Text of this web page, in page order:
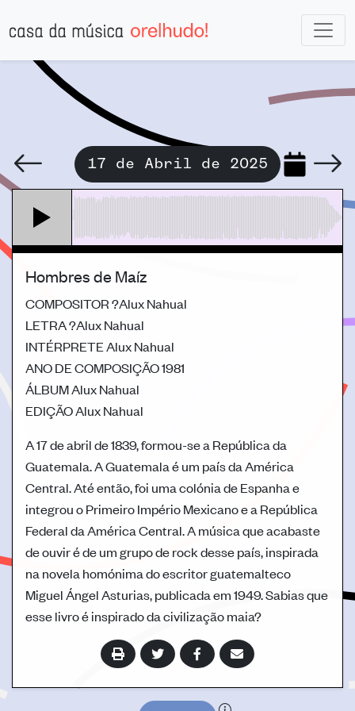
17 de Abril de 2025
Hombres de Maíz
COMPOSITOR?Alux Nahual
LETRA?Alux Nahual
INTÉRPRETEAlux Nahual
ANO DE COMPOSIÇÃO1981
ÁLBUMAlux Nahual
EDIÇÃOAlux Nahual
A 17 de abril de 1839, formou-se a República da
Guatemala. A Guatemala é um país da América
Central. Até então, foi uma colónia de Espanha e
integrou o Primeiro Império Mexicano e a República
Federal da América Central. A música que acabaste
de ouvir é de um grupo de rock desse país, inspirada
na novela homónima do escritor guatemalteco
Miguel Ángel Asturias, publicada em 1949. Sabias que
esse livro é inspirado da civilização maia?